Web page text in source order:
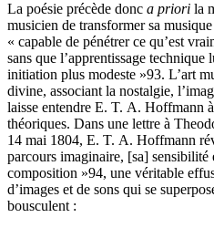
La poésie précède donc a priori la
musicien de transformer sa
« capable de pénétrer ce qu’est
sans que l’apprentissage technique
initiation plus modeste »93. L’art
divine, associant la nostalgie,
laisse entendre E. T. A. Hoffmann
théoriques. Dans une lettre à
14 mai 1804, E. T. A. Hoffmann
parcours imaginaire, [sa] sensibilité
composition »94, une véritable
d’images et de sons qui se
bousculent :